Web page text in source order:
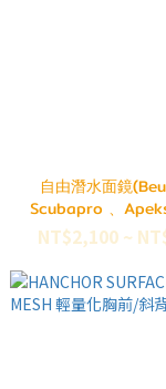
自由潛水面鏡
Scubapro 、
NT$2,100 ~